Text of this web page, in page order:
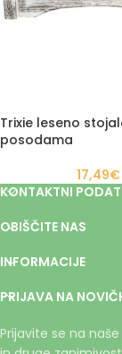
Trixie leseno
posodama
17,49€
KONTAKTNI
OBIŠČITE NAS
INFORMACIJE
PRIJAVA NA
Prijavite se na